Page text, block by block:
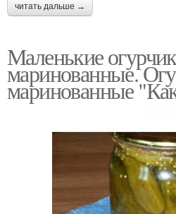
читать дальше →
Маленькие
маринованные.
маринованные